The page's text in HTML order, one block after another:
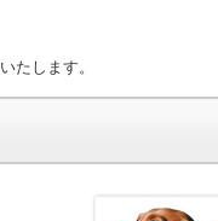
たします。